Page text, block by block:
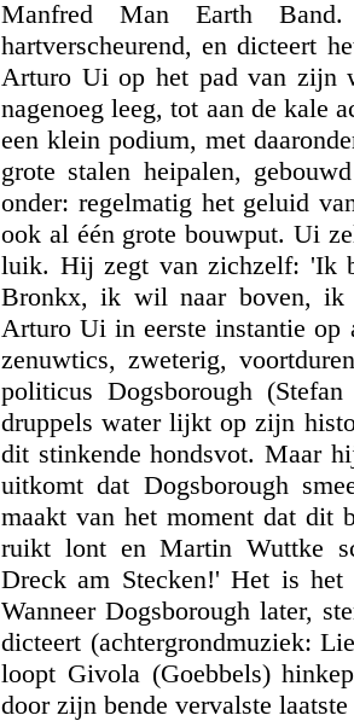
Manfred Man Earth
hartverscheurend, en dicteert
Arturo Ui op het pad van zijn
nagenoeg leeg, tot aan de kale
een klein podium, met
grote stalen heipalen,
onder: regelmatig het geluid
ook al één grote bouwput. Ui
luik. Hij zegt van zichzelf: 'Ik
Bronkx, ik wil naar boven,
Arturo Ui in eerste instantie op
zenuwtics, zweterig,
politicus Dogsborough
druppels water lijkt op zijn
dit stinkende hondsvot. Maar
uitkomt dat Dogsborough
maakt van het moment dat dit
ruikt lont en Martin Wuttke
Dreck am Stecken!' Het is het
Wanneer Dogsborough later,
dicteert (achtergrondmuziek:
loopt Givola (Goebbels)
door zijn bende vervalste